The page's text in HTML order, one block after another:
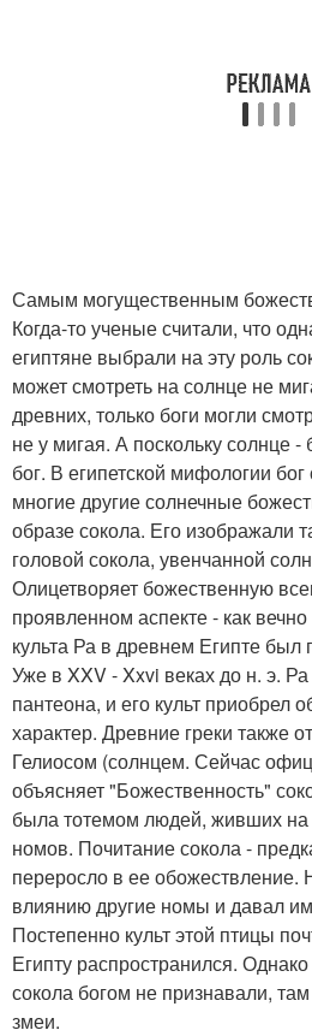
Самым могущественным
Когда-то ученые считали, что
египтяне выбрали на эту роль
может смотреть на солнце не
древних, только боги могли
не у мигая. А поскольку солнце -
бог. В египетской мифологии
многие другие солнечные
образе сокола. Его изображали
головой сокола, увенчанной
Олицетворяет божественную
проявленном аспекте - как
культа Ра в древнем Египте был
Уже в XXV - Xxvi веках до н. э.
пантеона, и его культ приобрел
характер. Древние греки также
Гелиосом (солнцем. Сейчас
объясняет "Божественность"
была тотемом людей, живших на
номов. Почитание сокола -
переросло в ее
влиянию другие номы и давал им
Постепенно культ этой птицы
Египту распространился.
сокола богом не признавали,
змеи.